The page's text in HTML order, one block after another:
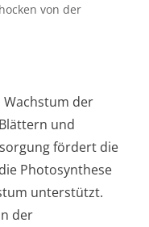
von der
der
und
fördert die
Photosynthese
unterstützt.
der